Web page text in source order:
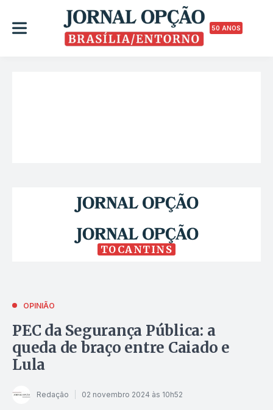
50 ANOS
TOCANTINS
OPINIÃO
PEC da Segurança Pública: a
queda de braço entre Caiado e
Lula
Redação 02 novembro 2024 às 10h52